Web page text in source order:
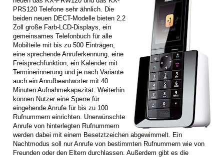
PRS120 Telefone sehr ähnlich. Die
beiden neuen DECT-Modelle bieten 2,2
Zoll große Farb-LCD-Displays, ein
gemeinsames Telefonbuch für alle
Mobilteile mit bis zu 500 Einträgen,
eine sprechende Anruferkennung, eine
Freisprechfunktion, ein Kalender mit
Terminerinnerung und je nach Variante
auch ein Anrufbeantworter mit 40
Minuten Aufnahmekapazität. Weiterhin
können Nutzer eine Sperre für
eingehende Anrufe für bis zu 100
Rufnummern einrichten. Unerwünschte
Anrufe von hinterlegten Rufnummern
werden dabei mit einem Besetztzeichen abgewimmelt. Ein
Nachtmodus soll nur Anrufe von bestimmten Rufnummern wie von
Freunden oder den Eltern durchlassen. Außerdem gibt es die